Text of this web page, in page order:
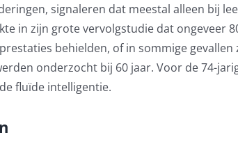
, signaleren dat meestal alleen bij
in zijn grote vervolgstudie dat ongeveer
behielden, of in sommige gevallen
onderzocht bij 60 jaar. Voor de 74-
fluïde intelligentie.